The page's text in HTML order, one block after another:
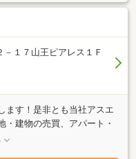
りますが、各部門において
者と提携して、小回りの
１７山王ピアレス１Ｆ
ます！是非とも当社アスエ
・建物の売買、アパート・
ご要望の物件を探します☆